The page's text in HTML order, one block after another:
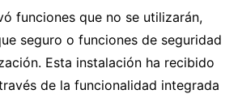
funciones que no se utilizarán,
seguro o funciones de seguridad
Esta instalación ha recibido
de la funcionalidad integrada